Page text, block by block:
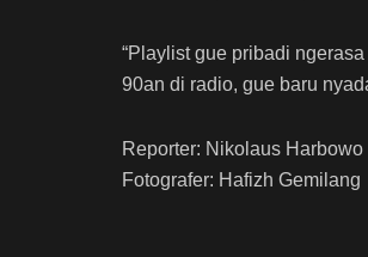
“Playlist gue pribadi
90an di radio, gue baru
Reporter: Nikolaus Harbowo
Fotografer: Hafizh Gemilang